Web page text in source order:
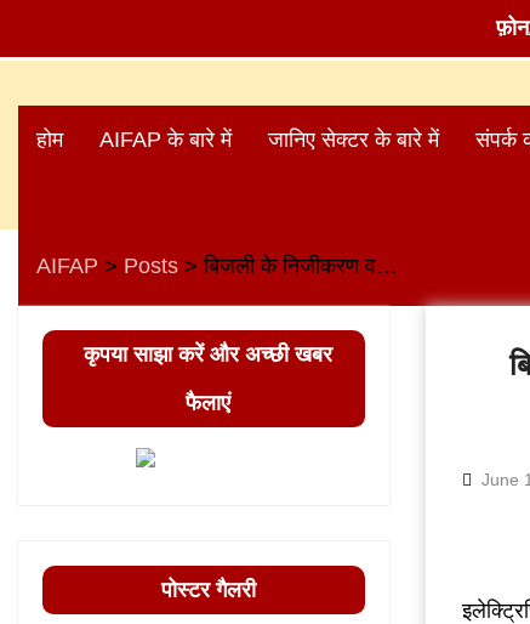
content
होम AIFAP के बारे में जानिए सेक्टर के बारे में संपर्क
AIFAP > Posts > बिजली के निजीकरण व स्मार्ट मीटर के ख़िलाफ़ जन-जागृति अभियान
June
कृपया साझा करें और अच्छी खबर
फैलाएं
पोस्टर गैलरी